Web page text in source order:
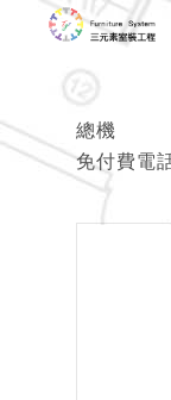
總機
免付費電